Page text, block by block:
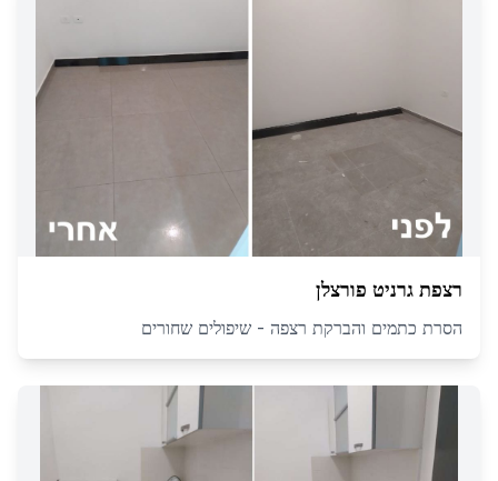
רצפת גרניט פורצלן
הסרת כתמים והברקת רצפה - שיפולים שחורים